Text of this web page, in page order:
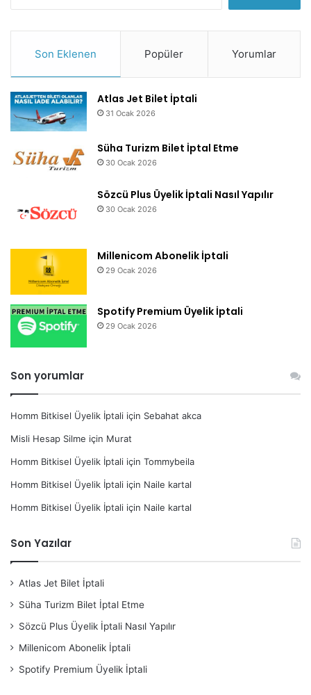
Son Eklenen Popüler Yorumlar
Atlas Jet Bilet İptali
31 Ocak 2026
Süha Turizm Bilet İptal Etme
30 Ocak 2026
Sözcü Plus Üyelik İptali Nasıl Yapılır
30 Ocak 2026
Millenicom Abonelik İptali
29 Ocak 2026
Spotify Premium Üyelik İptali
29 Ocak 2026
Son yorumlar
Homm Bitkisel Üyelik İptali için Sebahat akca
Misli Hesap Silme için Murat
Homm Bitkisel Üyelik İptali için Tommybeila
Homm Bitkisel Üyelik İptali için Naile kartal
Homm Bitkisel Üyelik İptali için Naile kartal
Son Yazılar
Atlas Jet Bilet İptali
Süha Turizm Bilet İptal Etme
Sözcü Plus Üyelik İptali Nasıl Yapılır
Millenicom Abonelik İptali
Spotify Premium Üyelik İptali